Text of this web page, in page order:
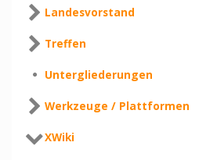
Landesvorstand
Treffen
Untergliederungen
Werkzeuge / Plattformen
XWiki